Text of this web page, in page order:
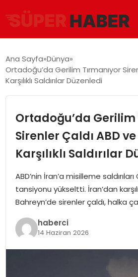
GÜNDEM
EKONOMI
MAGAZIN
SAĞLIK
SIYASET
Ana Sayfa Dünya
Ortadoğu’da Gerilim Tırmanıyor
Karşılıklı Saldırılar Düzenledi
Ortadoğu’da Gerilim
Sirenler Çaldı ABD
Karşılıklı Saldırılar
ABD’nin İran’a misilleme
tansiyonu yükseltti. İran’dan
Bahreyn’de sirenler çaldı, halka
haberci
14 Haziran 2026